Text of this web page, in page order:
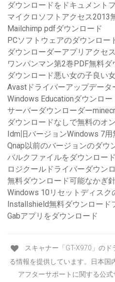
ダウンロードをドキュメント
マイクロソフトアクセス2013
Mailchimp pdfダウンロード
PCソフトウェアのダウンロー
ダウンローダーアプリアクセ
ワンパンマン第2巻PDF無料ダ
ダウンロード悪い女の子良い
Avastドライバーアップデータ
Windows Educationダウンロー
サーバーダウンローダー
ダウンロードなしで無料のオ
Idm旧バージョンWindows 7
Qnap以前のバージョンのダウ
バルクファイルをダウンロー
ロジクールドライバーダウン
無料ダウンロード可能なかぎ
Windows 10リセットディスク
Installshield無料ダウンロード
Gabアプリをダウンロード
スキャナー「GT-X970」の
る情報を提供しています。日本国
アフターサポートに関する公式